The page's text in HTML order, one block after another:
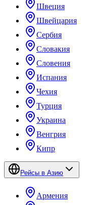
Швеция
Швейцария
Сербия
Словакия
Словения
Испания
Чехия
Турция
Украина
Венгрия
Кипр
Рейсы в Азию
Армения